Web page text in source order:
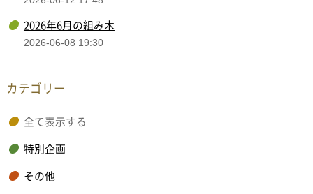
2026年6月の組み木
2026-06-08 19:30
カテゴリー
全て表示する
特別企画
その他